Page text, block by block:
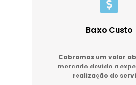
Baixo Custo
Cobramos um valor
mercado devido a
realização do